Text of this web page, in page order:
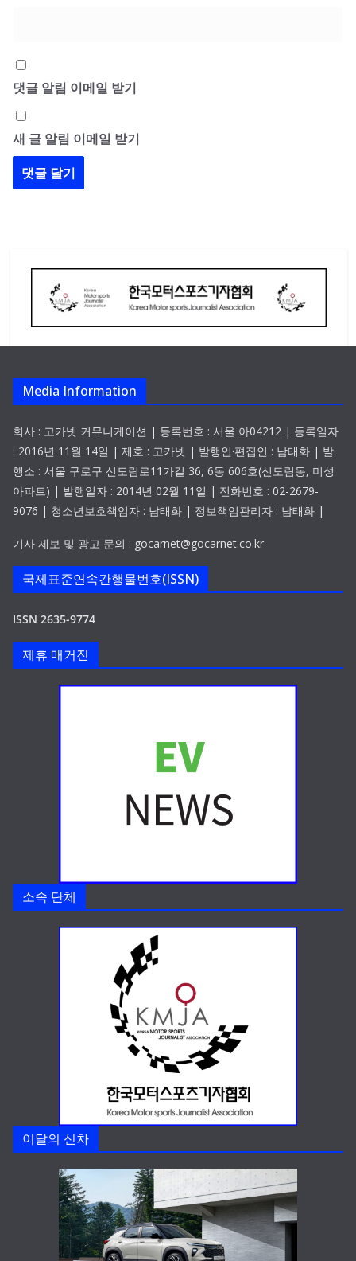
댓글 알림 이메일 받기
새 글 알림 이메일 받기
Media Information
회사 : 고카넷 커뮤니케이션 | 등록번호 : 서울 아04212 | 등록일자
: 2016년 11월 14일 | 제호 : 고카넷 | 발행인·편집인 : 남태화 | 발
행소 : 서울 구로구 신도림로11가길 36, 6동 606호(신도림동, 미성
아파트) | 발행일자 : 2014년 02월 11일 | 전화번호 : 02-2679-
9076 | 청소년보호책임자 : 남태화 | 정보책임관리자 : 남태화 |
기사 제보 및 광고 문의 : gocarnet@gocarnet.co.kr
국제표준연속간행물번호(ISSN)
ISSN 2635-9774
제휴 매거진
소속 단체
이달의 신차